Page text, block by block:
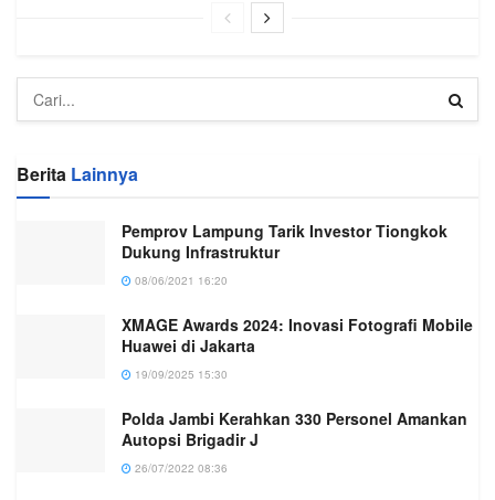
Berita Lainnya
Pemprov Lampung Tarik Investor Tiongkok
Dukung Infrastruktur
08/06/2021 16:20
XMAGE Awards 2024: Inovasi Fotografi Mobile
Huawei di Jakarta
19/09/2025 15:30
Polda Jambi Kerahkan 330 Personel Amankan
Autopsi Brigadir J
26/07/2022 08:36